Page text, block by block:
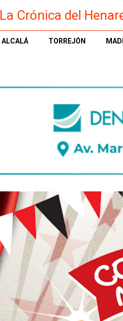
La Crónica del
ALCALÁ TORREJÓN